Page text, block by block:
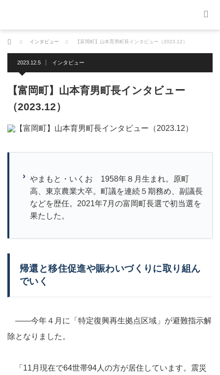
ホーム インタビュー 【富岡町】山本育男町長インタビュー（2023.12）
2023.12.5 インタビュー
【富岡町】山本育男町長インタビュー
（2023.12）
やまもと・いくお 1958年８月生まれ。原町
高、東京農業大卒。町議を連続５期務め、副議長
などを歴任。2021年7月の富岡町長選で初当選を
果たした。
帰還と移住促進や賑わいづくりに取り組ん
でいく
――今年４月に「特定復興再生拠点区域」が避難指示解
除となりました。
「11月現在で64世帯94人の方が居住しています。震災